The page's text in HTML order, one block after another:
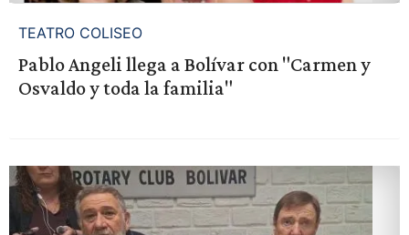
TEATRO COLISEO
Pablo Angeli llega a Bolívar con "Carmen y
Osvaldo y toda la familia"